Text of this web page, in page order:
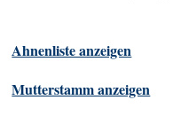
Ahnenliste anzeigen
Mutterstamm anzeigen